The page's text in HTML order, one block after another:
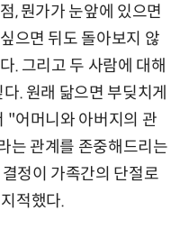
, 뭔가가 눈앞에 있으면
으면 뒤도 돌아보지 않
. 그리고 두 사람에 대해
. 원래 닮으면 부딪치게
"어머니와 아버지의 관
는 관계를 존중해드리는
정이 가족간의 단절로
적했다.